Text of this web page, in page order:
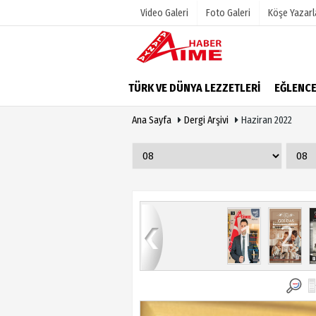
Video Galeri Foto Galeri Köşe
TÜRK VE DÜNYA LEZZETLERİ EĞLENCE
Haber Arşivi
Hava
Gazete
Anketler
Ana Sayfa Dergi Arşivi Haziran 2022
83 1 2